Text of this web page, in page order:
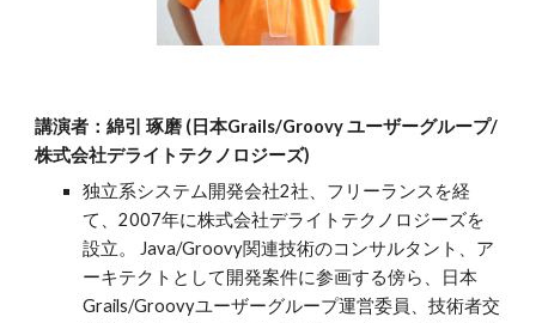
講演者：綿引 琢磨 (日本Grails/Groovy ユーザーグループ/
株式会社デライトテクノロジーズ)
独立系システム開発会社2社、フリーランスを経
て、2007年に株式会社デライトテクノロジーズを
設立。 Java/Groovy関連技術のコンサルタント、ア
ーキテクトとして開発案件に参画する傍ら、日本
Grails/Groovyユーザーグループ運営委員、技術者交